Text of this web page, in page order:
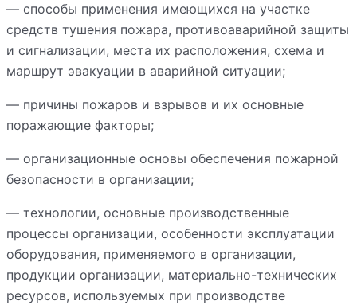
— способы применения имеющихся на участке
средств тушения пожара, противоаварийной защиты
и сигнализации, места их расположения, схема и
маршрут эвакуации в аварийной ситуации;
— причины пожаров и взрывов и их основные
поражающие факторы;
— организационные основы обеспечения пожарной
безопасности в организации;
— технологии, основные производственные
процессы организации, особенности эксплуатации
оборудования, применяемого в организации,
продукции организации, материально-технических
ресурсов, используемых при производстве